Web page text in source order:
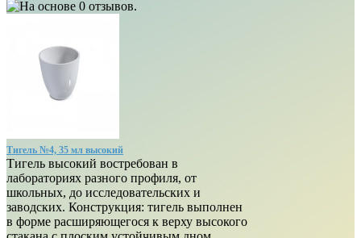
Тигель №4, 35 мл высокий
Тигель высокий востребован в
лабораториях разного профиля, от
школьных, до исследовательских и
заводских. Конструкция: тигель выполнен
в форме расширяющегося к верху высокого